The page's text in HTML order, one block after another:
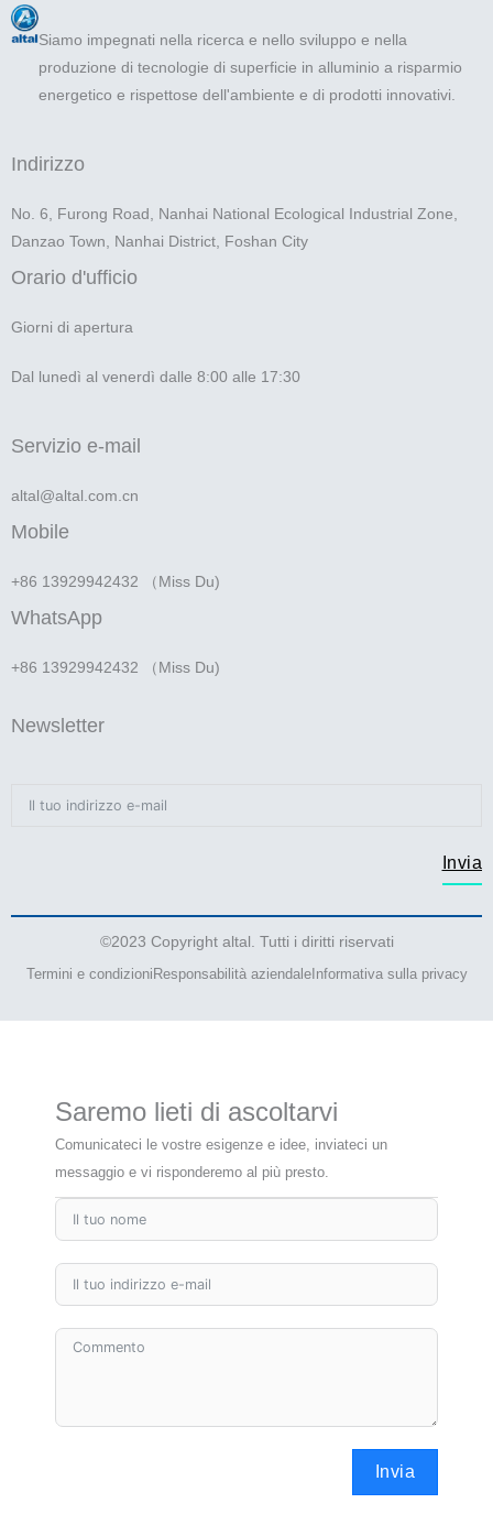
Siamo impegnati nella ricerca e nello sviluppo e nella
produzione di tecnologie di superficie in alluminio a risparmio
energetico e rispettose dell'ambiente e di prodotti innovativi.
Indirizzo
No. 6, Furong Road, Nanhai National Ecological Industrial Zone,
Danzao Town, Nanhai District, Foshan City
Orario d'ufficio
Giorni di apertura
Dal lunedì al venerdì dalle 8:00 alle 17:30
Servizio e-mail
altal@altal.com.cn
Mobile
+86 13929942432 （Miss Du)
WhatsApp
+86 13929942432 （Miss Du)
Newsletter
Invia
©2023 Copyright altal. Tutti i diritti riservati
Termini e condizioni Responsabilità aziendaleInformativa sulla privacy
Saremo lieti di ascoltarvi
Comunicateci le vostre esigenze e idee, inviateci un
messaggio e vi risponderemo al più presto.
Invia